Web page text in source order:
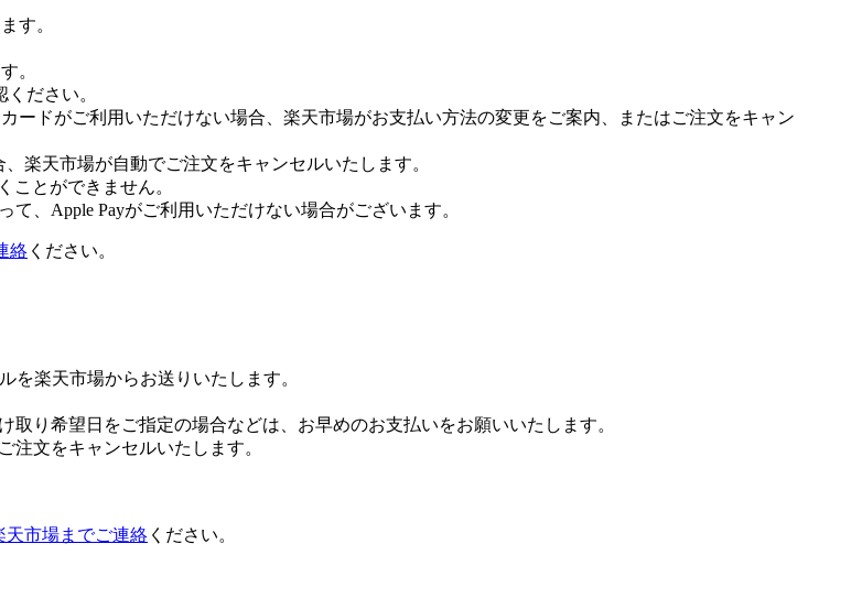
す。
。
ださい。
ードがご利用いただけない場合、楽天市場がお支払い方法の変更をご案内、またはご注文をキャン
楽天市場が自動でご注文をキャンセルいたします。
ことができません。
、Apple Payがご利用いただけない場合がございます。
絡 ください。
を楽天市場からお送りいたします。
り希望日をご指定の場合などは、お早めのお支払いをお願いいたします。
注文をキャンセルいたします。
天市場までご連絡 ください。